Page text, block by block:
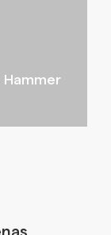
Hammer